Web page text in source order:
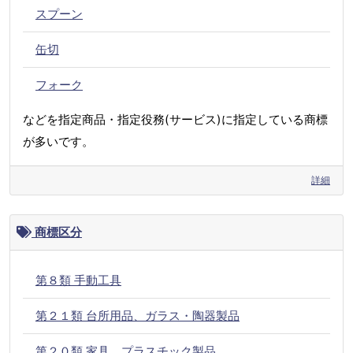
スプーン
缶切
フォーク
などを指定商品・指定役務(サービス)に指定している商標
が多いです。
詳細
商標区分
第８類 手動工具
第２１類 台所用品、ガラス・陶器製品